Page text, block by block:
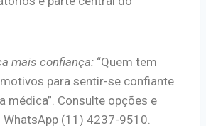
mais confiança: “Quem tem
para sentir-se confiante
médica”. Consulte opções e
(11) 4237-9510.